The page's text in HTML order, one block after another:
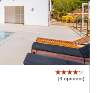
(3 opinioni)